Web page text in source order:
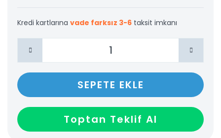
Kredi kartlarına vade farksız 3-6 taksit imkanı
SEPETE EKLE
Toptan Teklif Al